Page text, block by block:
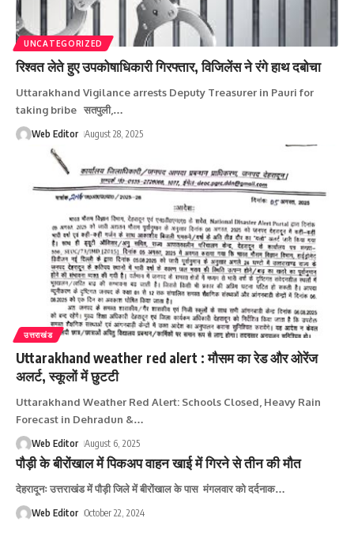
UNCATEGORIZED
रिश्वत लेते हुए उपकोषाधिकारी गिरफ्तार, विजिलेंस ने रंगे हाथ दबोचा
Uttarakhand Vigilance arrests Deputy Treasurer in Pauri for
taking bribe सतपुली,…
Web Editor August 28, 2025
उत्तराखंड
Uttarakhand weather red alert : मौसम का रेड और ओरेंज
अलर्ट, स्‍कूलों में छुटटी
Uttarakhand Weather Red Alert: Schools Closed, Heavy Rain
Forecast in Dehradun &…
Web Editor August 6, 2025
पाैड़ी के बीरोंखाल में पिकअप वाहन खाई में गिरने से तीन की मौत
देहरादूनः उत्तराखंड में पाैड़ी जिले में बीरोंखाल के पास मंगलवार को दर्दनाक…
Web Editor October 22, 2024